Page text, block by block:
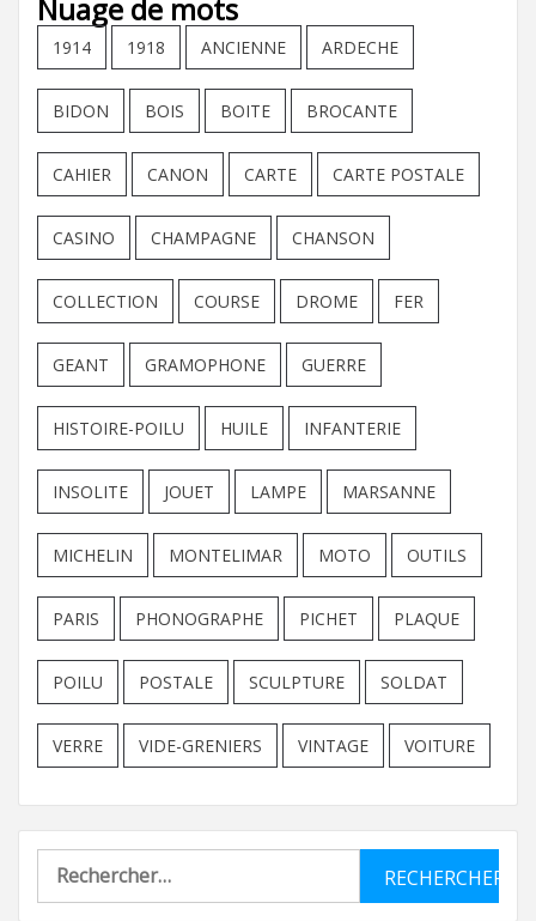
Nuage de mots
1914 1918 ANCIENNE ARDECHE
BIDON BOIS BOITE BROCANTE
CAHIER CANON CARTE CARTE POSTALE
CASINO CHAMPAGNE CHANSON
COLLECTION COURSE DROME FER
GEANT GRAMOPHONE GUERRE
HISTOIRE-POILU HUILE INFANTERIE
INSOLITE JOUET LAMPE MARSANNE
MICHELIN MONTELIMAR MOTO OUTILS
PARIS PHONOGRAPHE PICHET PLAQUE
POILU POSTALE SCULPTURE SOLDAT
VERRE VIDE-GRENIERS VINTAGE VOITURE
Rechercher :